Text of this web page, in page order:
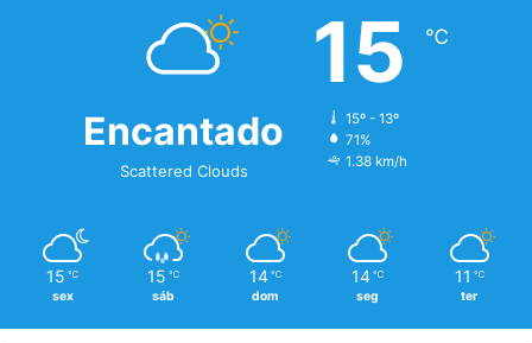
Encantado
Scattered Clouds
15 ℃
15º - 13º
71%
1.38 km/h
15 ℃
sex
15 ℃
sáb
14 ℃
dom
14 ℃
seg
11 ℃
ter